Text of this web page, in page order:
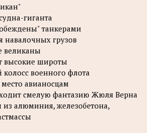
гиганта
танкерами
грузов
великаны
высокие широты
военного флота
авианосцам
смелую фантазию Жюля Верна
алюминия, железобетона,